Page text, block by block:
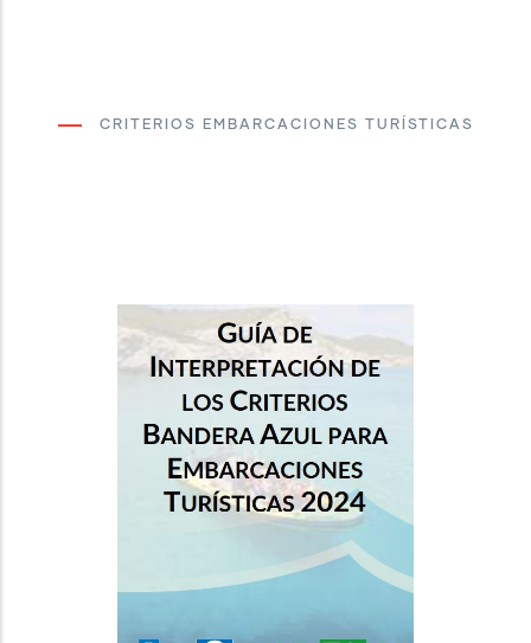
CRITERIOS EMBARCACIONES TURÍSTICAS